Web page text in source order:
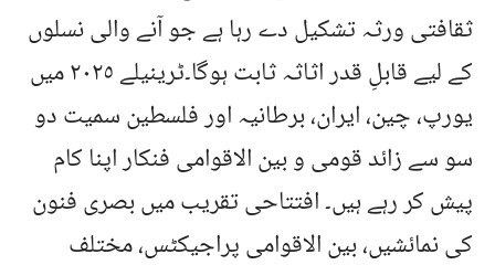
ثقافتی ورثہ تشکیل دے رہا ہے جو آنے والی نسلوں
کے لیے قابلِ قدر اثاثہ ثابت ہوگا۔ٹرینیلے ٢٠٢٥ میں
یورپ، چین، ایران، برطانیہ اور فلسطین سمیت دو
سو سے زائد قومی و بین الاقوامی فنکار اپنا کام
پیش کر رہے ہیں۔ افتتاحی تقریب میں بصری فنون
کی نمائشیں، بین الاقوامی پراجیکٹس، مختلف